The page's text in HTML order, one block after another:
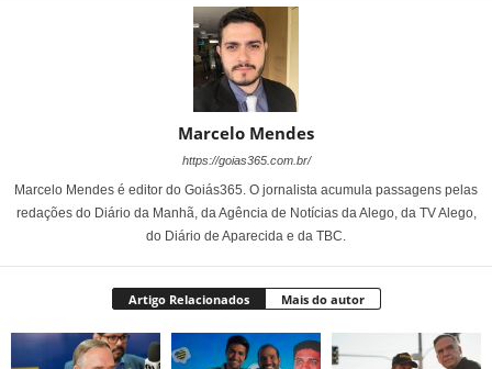
Marcelo Mendes
https://goias365.com.br/
Marcelo Mendes é editor do Goiás365. O jornalista acumula passagens pelas
redações do Diário da Manhã, da Agência de Notícias da Alego, da TV Alego,
do Diário de Aparecida e da TBC.
Artigo Relacionados Mais do autor